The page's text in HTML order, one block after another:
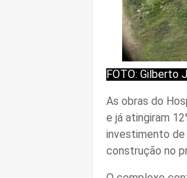
FOTO: Gilberto
As obras do
e já atingiram
investimento de
construção no